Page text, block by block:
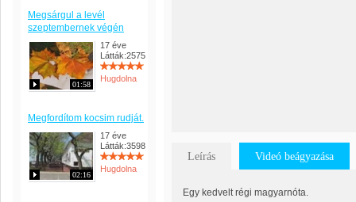
Megsárgul a levél
szeptembernek végén
01:58
17 éve
Látták:2575
Hugdolna
Megfordítom kocsim rudját.
02:16
17 éve
Látták:3598
Hugdolna
Leírás Videó beágyazása
Egy kedvelt régi magyarnóta.